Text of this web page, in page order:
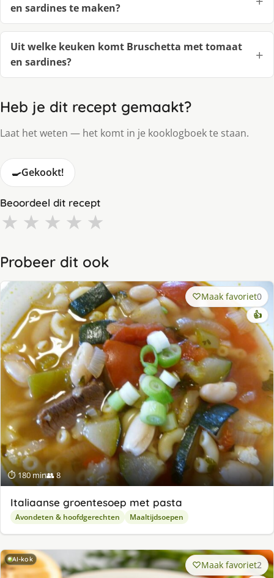
en sardines te maken?
Uit welke keuken komt Bruschetta met tomaat
en sardines?
Heb je dit recept gemaakt?
Laat het weten — het komt in je kooklogboek te staan.
🍳Gekookt!
Beoordeel dit recept
★ ★ ★ ★ ★
Probeer dit ook
⏱ 180 min👥 8
Maak favoriet0
👍
Italiaanse groentesoep met pasta
Avondeten & hoofdgerechten Maaltijdsoepen
AI-kok Maak favoriet2